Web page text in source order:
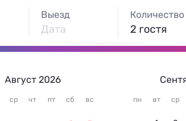
Выезд
Дата
Август 2026
ср чт пт сб вс пн вт ср
Количество
2 гостя
в Красной